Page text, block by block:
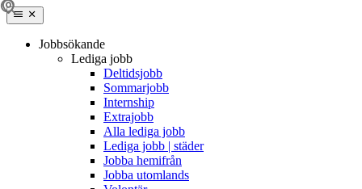
Jobbsökande
Lediga jobb
Deltidsjobb
Sommarjobb
Internship
Extrajobb
Alla lediga jobb
Lediga jobb | städer
Jobba hemifrån
Jobba utomlands